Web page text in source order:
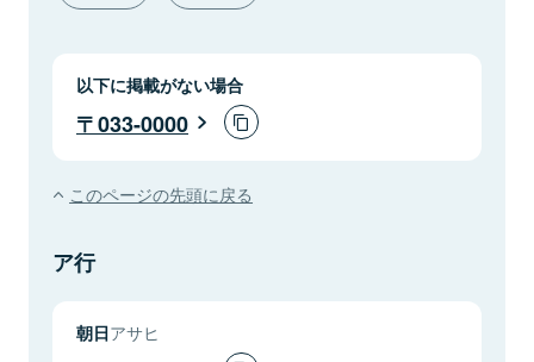
以下に掲載がない場合
033-0000
このページの先頭に戻る
ア行
朝日アサヒ